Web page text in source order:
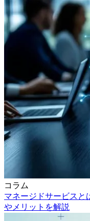
コラム
マネージドサービスと
やメリットを解説